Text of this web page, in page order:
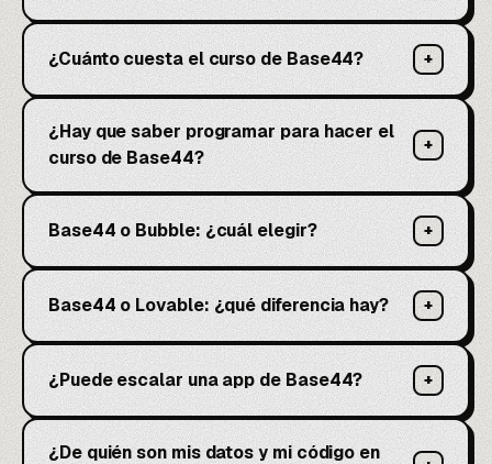
¿Cuánto cuesta el curso de Base44? +
¿Hay que saber programar para hacer el
curso de Base44?
+
Base44 o Bubble: ¿cuál elegir? +
Base44 o Lovable: ¿qué diferencia hay? +
¿Puede escalar una app de Base44? +
¿De quién son mis datos y mi código en